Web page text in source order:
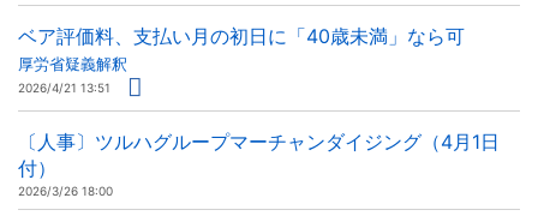
ベア評価料、支払い月の初日に「40歳未満」なら可
厚労省疑義解釈
2026/4/21 13:51
〔人事〕ツルハグループマーチャンダイジング（4月1日
付）
2026/3/26 18:00